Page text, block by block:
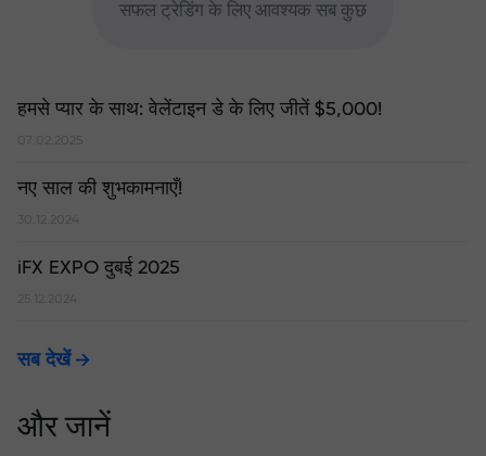
सफल ट्रेडिंग के लिए आवश्यक सब कुछ
हमसे प्यार के साथ: वेलेंटाइन डे के लिए जीतें $5,000!
नए साल की शुभकामनाएँ!
30.12.2024
iFX EXPO दुबई 2025
25.12.2024
सब देखें
और जानें